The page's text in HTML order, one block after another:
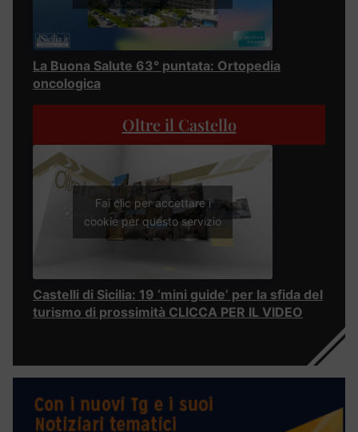
La Buona Salute 63° puntata: Ortopedia
oncologica
Oltre il Castello
Fai clic per accettare i
cookie per questo servizio
Castelli di Sicilia: 19 ‘mini guide’ per la sfida del
turismo di prossimità CLICCA PER IL VIDEO